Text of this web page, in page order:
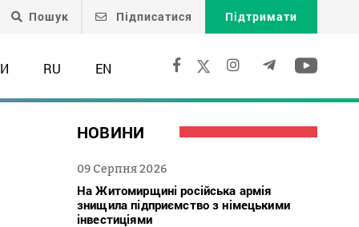
Пошук Підписатися Підтримати
RU EN
НОВИНИ
09 Серпня 2026
На Житомирщині російська армія
знищила підприємство з німецькими
інвестиціями